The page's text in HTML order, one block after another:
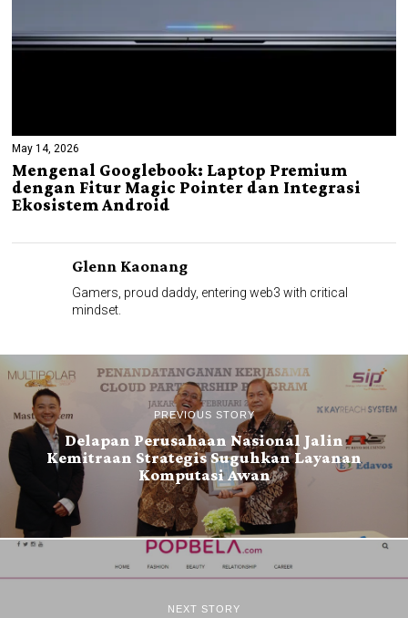
May 14, 2026
Mengenal Googlebook: Laptop Premium
dengan Fitur Magic Pointer dan Integrasi
Ekosistem Android
Glenn Kaonang
Gamers, proud daddy, entering web3 with critical
mindset.
PREVIOUS STORY
Delapan Perusahaan Nasional Jalin
Kemitraan Strategis Suguhkan Layanan
Komputasi Awan
NEXT STORY